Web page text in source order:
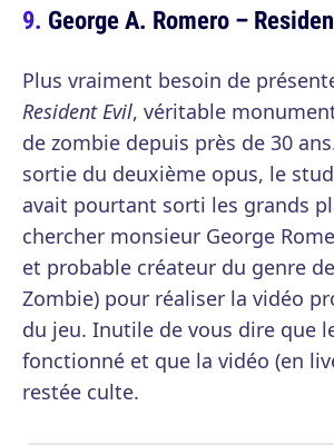
George A. Romero –
Plus vraiment besoin de
Resident Evil, véritable
de zombie depuis près de 30
sortie du deuxième opus, le
avait pourtant sorti les grands
chercher monsieur George
et probable créateur du genre
Zombie) pour réaliser la vidéo
du jeu. Inutile de vous dire que
fonctionné et que la vidéo (en
restée culte.